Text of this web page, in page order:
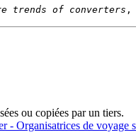
trends of converters
ou copiées par un tiers.
- Organisatrices de voyage